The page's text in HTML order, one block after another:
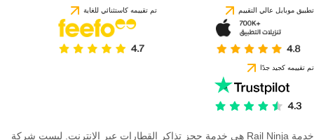
تطبيق موبايل عالي التقييم تم تقييمه كاستثنائي للغاية
تم تقييمه كجيد جدًا
خدمة Rail Ninja هي خدمة حجز تذاكر القطارات عبر الإنترنت. ليست شركة